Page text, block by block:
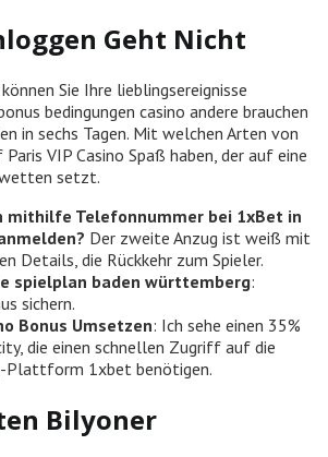
Geht Nicht
Sie Ihre lieblingsereignisse
bedingungen casino andere brauchen
in sechs Tagen. Mit welchen Arten von
VIP Casino Spaß haben, der auf eine
setzt.
mithilfe Telefonnummer bei 1xBet in
Der zweite Anzug ist weiß mit
Details, die Rückkehr zum Spieler.
spielplan baden württemberg:
sichern.
Bonus Umsetzen: Ich sehe einen 35%
die einen schnellen Zugriff auf die
Plattform 1xbet benötigen.
Bilyoner